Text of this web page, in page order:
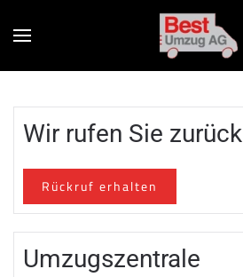
Wir rufen Sie zurück
Rückruf erhalten
Umzugszentrale